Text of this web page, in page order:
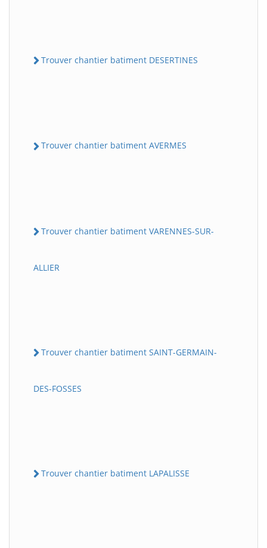
Trouver chantier batiment DESERTINES
Trouver chantier batiment AVERMES
Trouver chantier batiment VARENNES-SUR-
ALLIER
Trouver chantier batiment SAINT-GERMAIN-
DES-FOSSES
Trouver chantier batiment LAPALISSE